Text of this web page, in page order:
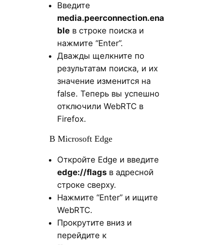
Введите
media.peerconnection.ena
bleв строке поиска и
нажмите “Enter”.
Дважды щелкните по
результатам поиска, и их
значение изменится на
false. Теперь вы успешно
отключили WebRTC в
Firefox.
В Microsoft Edge
Откройте Edge и введите
edge://flagsв адресной
строке сверху.
Нажмите “Enter” и ищите
WebRTC.
Прокрутите вниз и
перейдите к